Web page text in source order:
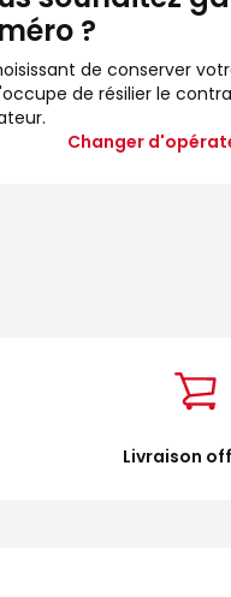
?
de conserver
de résilier le
Changer
Livraison